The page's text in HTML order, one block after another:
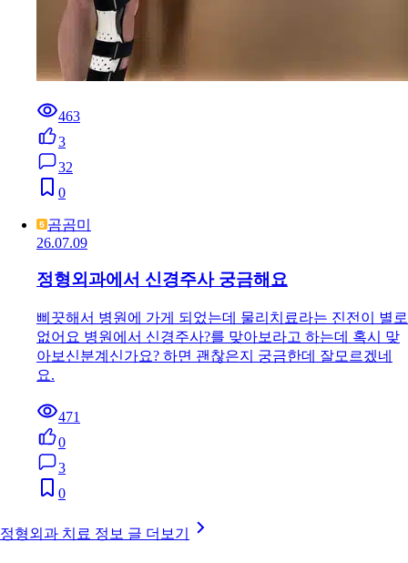
463
3
32
0
곰곰미
26.07.09
정형외과에서 신경주사 궁금해요
삐끗해서 병원에 가게 되었는데 물리치료라는 진전이 별로
없어요 병원에서 신경주사?를 맞아보라고 하는데 혹시 맞
아보신분계신가요? 하면 괜찮은지 궁금한데 잘모르겠네
요.
471
0
3
0
정형외과 치료 정보 글 더보기